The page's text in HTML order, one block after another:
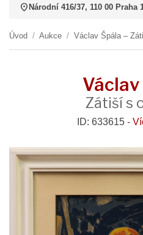
location_on Národní 416/37, 110 00 Praha
Úvod / Aukce / Václav Špála –
Zátiší s
ID: 633615 -